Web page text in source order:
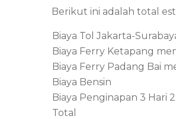
Berikut ini adalah total
Biaya Tol Jakarta-
Biaya Ferry Ketapang
Biaya Ferry Padang Bai
Biaya Bensin
Biaya Penginapan 3 Hari
Total